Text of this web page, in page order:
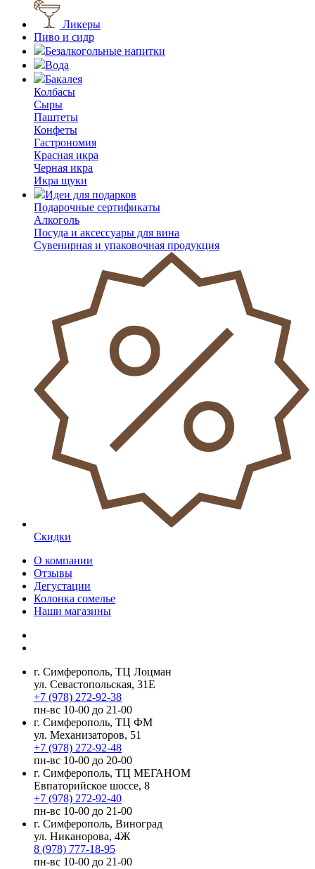
Ликеры
Пиво и сидр
Безалкогольные напитки
Вода
Бакалея
Колбасы
Сыры
Паштеты
Конфеты
Гастрономия
Красная икра
Черная икра
Икра щуки
Идеи для подарков
Подарочные сертификаты
Алкоголь
Посуда и аксессуары для вина
Сувенирная и упаковочная продукция
Скидки
О компании
Отзывы
Дегустации
Колонка сомелье
Наши магазины
г. Симферополь, ТЦ Лоцман
ул. Севастопольская, 31Е
+7 (978) 272-92-38
пн-вс 10-00 до 21-00
г. Симферополь, ТЦ ФМ
ул. Механизаторов, 51
+7 (978) 272-92-48
пн-вс 10-00 до 20-00
г. Симферополь, ТЦ МЕГАНОМ
Евпаторийское шоссе, 8
+7 (978) 272-92-40
пн-вс 10-00 до 21-00
г. Симферополь, Виноград
ул. Никанорова, 4Ж
8 (978) 777-18-95
пн-вс 10-00 до 21-00